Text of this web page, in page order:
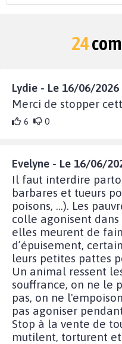
24
Lydie - Le 16/06/2026
Merci de stopper
6 0
Evelyne - Le 16/06/
Il faut interdire
barbares et tueurs
poisons, …). Les
colle agonisent dans
elles meurent de
d’épuisement,
leurs petites pattes
Un animal ressent
souffrance, on ne le
pas, on ne
pas agoniser
Stop à la vente de
mutilent, torturent